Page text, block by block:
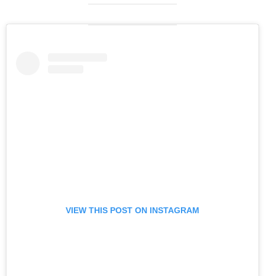
VIEW THIS POST ON INSTAGRAM